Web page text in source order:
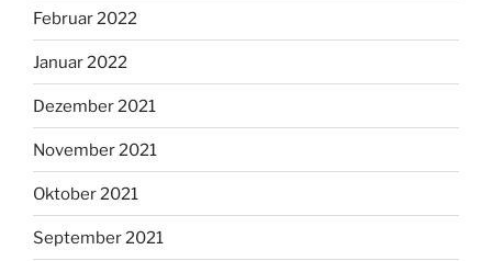
Februar 2022
Januar 2022
Dezember 2021
November 2021
Oktober 2021
September 2021